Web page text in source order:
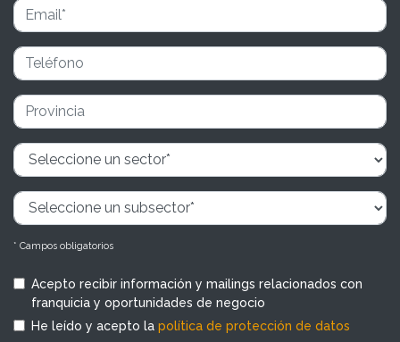
* Campos obligatorios
Acepto recibir información y mailings relacionados con
franquicia y oportunidades de negocio
He leído y acepto la política de protección de datos